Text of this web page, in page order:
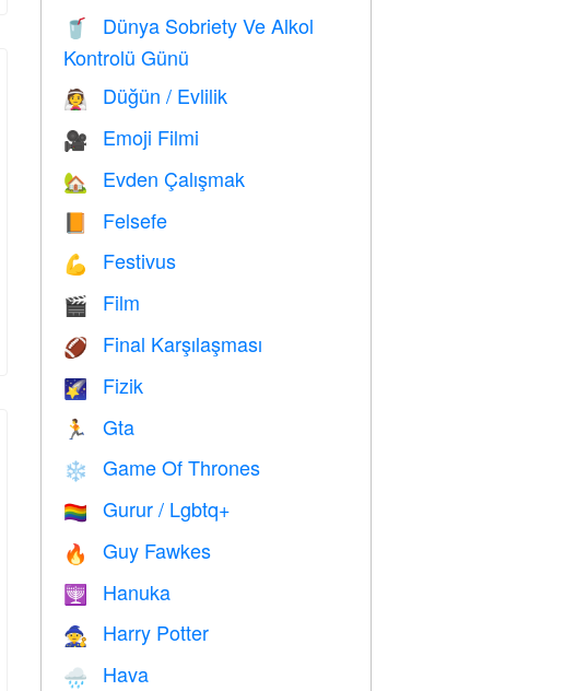
🥤
Dünya Sobriety Ve Alkol
Kontrolü Günü
👰 Düğün / Evlilik
🎥 Emoji Filmi
🏡 Evden Çalışmak
Felsefe
💪 Festivus
🎬 Film
🏈 Final Karşılaşması
🌠 Fizik
🏃 Gta
❄️ Game Of Thrones
🏳️‍🌈 Gurur / Lgbtq+
🔥 Guy Fawkes
🕎 Hanuka
🧙 Harry Potter
🌧 Hava